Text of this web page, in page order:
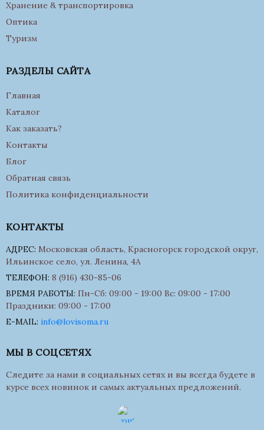
Хранение & транспортировка
Оптика
Туризм
РАЗДЕЛЫ САЙТА
Главная
Каталог
Как заказать?
Контакты
Блог
Обратная связь
Политика конфиденциальности
КОНТАКТЫ
АДРЕС: Московская область, Красногорск городской округ,
Ильинское село, ул. Ленина, 4А
ТЕЛЕФОН: 8 (916) 430-85-06
ВРЕМЯ РАБОТЫ: Пн-Сб: 09:00 - 19:00 Вс: 09:00 - 17:00
Праздники: 09:00 - 17:00
E-MAIL: info@lovisoma.ru
МЫ В СОЦСЕТЯХ
Следите за нами в социальных сетях и вы всегда будете в
курсе всех новинок и самых актуальных предложений.